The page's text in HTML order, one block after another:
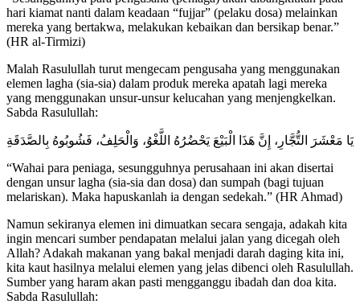
hari kiamat nanti dalam keadaan “fujjar” (pelaku dosa) melainkan
mereka yang bertakwa, melakukan kebaikan dan bersikap benar.”
(HR al-Tirmizi)
Malah Rasulullah turut mengecam pengusaha yang menggunakan
elemen lagha (sia-sia) dalam produk mereka apatah lagi mereka
yang menggunakan unsur-unsur kelucahan yang menjengkelkan.
Sabda Rasulullah:
يَا مَعْشَرَ التُّجَّارِ، إِنَّ هَذَا الْبَيْعَ يَحْضُرُهُ اللَّغْوُ، وَالْحَلِفُ، فَشُوبُوهُ بِالصَّدَقَةِ
“Wahai para peniaga, sesungguhnya perusahaan ini akan disertai
dengan unsur lagha (sia-sia dan dosa) dan sumpah (bagi tujuan
melariskan). Maka hapuskanlah ia dengan sedekah.” (HR Ahmad)
Namun sekiranya elemen ini dimuatkan secara sengaja, adakah kita
ingin mencari sumber pendapatan melalui jalan yang dicegah oleh
Allah? Adakah makanan yang bakal menjadi darah daging kita ini,
kita kaut hasilnya melalui elemen yang jelas dibenci oleh Rasulullah.
Sumber yang haram akan pasti mengganggu ibadah dan doa kita.
Sabda Rasulullah: